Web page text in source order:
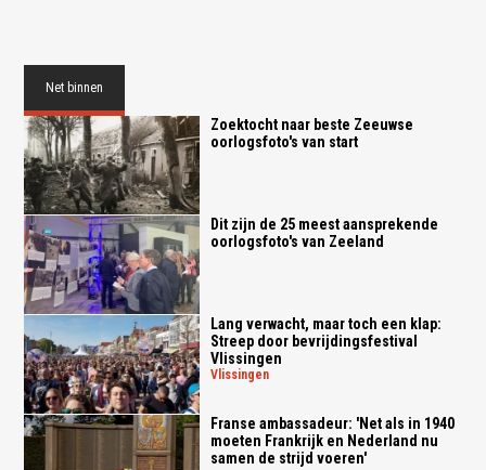
Net binnen
Zoektocht naar beste Zeeuwse
oorlogsfoto's van start
Dit zijn de 25 meest aansprekende
oorlogsfoto's van Zeeland
Lang verwacht, maar toch een klap:
Streep door bevrijdingsfestival
Vlissingen
vlissingen
Franse ambassadeur: 'Net als in 1940
moeten Frankrijk en Nederland nu
samen de strijd voeren'